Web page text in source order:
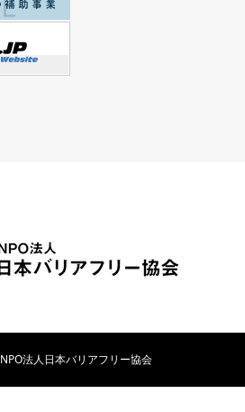
NPO法人日本バリアフリー協会